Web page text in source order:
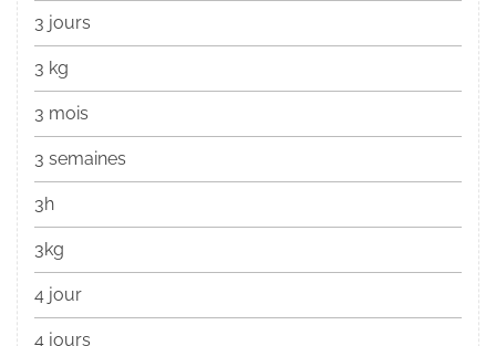
3 jours
3 kg
3 mois
3 semaines
3h
3kg
4 jour
4 jours